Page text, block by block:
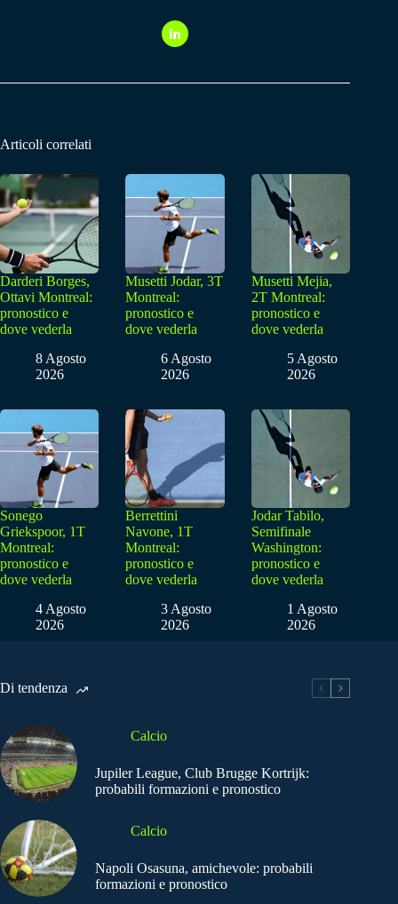
Articoli correlati
Darderi Borges,
Ottavi Montreal:
pronostico e
dove vederla
8 Agosto
2026
Musetti Jodar, 3T
Montreal:
pronostico e
dove vederla
6 Agosto
2026
Musetti Mejia,
2T Montreal:
pronostico e
dove vederla
5 Agosto
2026
Sonego
Griekspoor, 1T
Montreal:
pronostico e
dove vederla
4 Agosto
2026
Berrettini
Navone, 1T
Montreal:
pronostico e
dove vederla
3 Agosto
2026
Jodar Tabilo,
Semifinale
Washington:
pronostico e
dove vederla
1 Agosto
2026
Di tendenza
Calcio
Jupiler League, Club Brugge Kortrijk:
probabili formazioni e pronostico
Calcio
Napoli Osasuna, amichevole: probabili
formazioni e pronostico